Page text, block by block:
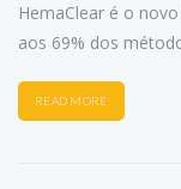
HemaClear é o
aos 69% dos
READ MORE